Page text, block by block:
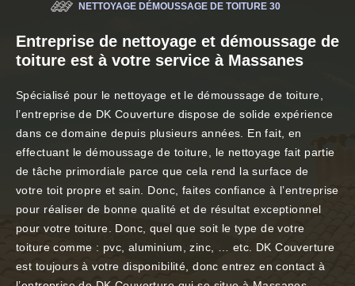
NETTOYAGE DÉMOUSSAGE DE TOITURE 30
Entreprise de nettoyage et démoussage de
toiture est à votre service à Massanes
Spécialisé pour le nettoyage et le démoussage de toiture,
l’entreprise de DK Couverture dispose de solide expérience
dans ce domaine depuis plusieurs années. En fait, en
effectuant le démoussage de toiture, le nettoyage fait partie
de tâche primordiale parce que cela rend la surface de
votre toit propre et sain. Donc, faites confiance à l’entreprise
pour réaliser de bonne qualité et de résultat exceptionnel
pour votre toiture. Donc, quel que soit le type de votre
toiture comme : pvc, aluminium, zinc, … etc. DK Couverture
est toujours à votre disponibilité, donc entrez en contact à